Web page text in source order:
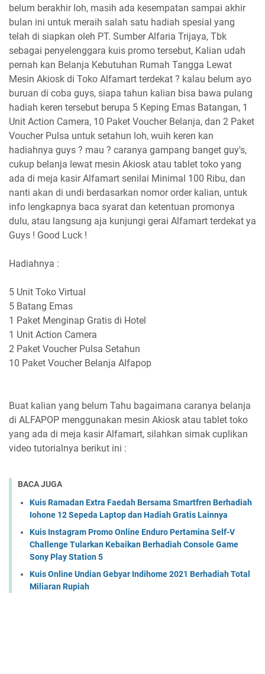
belum berakhir loh, masih ada kesempatan sampai akhir
bulan ini untuk meraih salah satu hadiah spesial yang
telah di siapkan oleh PT. Sumber Alfaria Trijaya, Tbk
sebagai penyelenggara kuis promo tersebut, Kalian udah
pernah kan Belanja Kebutuhan Rumah Tangga Lewat
Mesin Akiosk di Toko Alfamart terdekat ? kalau belum ayo
buruan di coba guys, siapa tahun kalian bisa bawa pulang
hadiah keren tersebut berupa 5 Keping Emas Batangan, 1
Unit Action Camera, 10 Paket Voucher Belanja, dan 2 Paket
Voucher Pulsa untuk setahun loh, wuih keren kan
hadiahnya guys ? mau ? caranya gampang banget guy's,
cukup belanja lewat mesin Akiosk atau tablet toko yang
ada di meja kasir Alfamart senilai Minimal 100 Ribu, dan
nanti akan di undi berdasarkan nomor order kalian, untuk
info lengkapnya baca syarat dan ketentuan promonya
dulu, atau langsung aja kunjungi gerai Alfamart terdekat ya
Guys ! Good Luck !
Hadiahnya :
5 Unit Toko Virtual
5 Batang Emas
1 Paket Menginap Gratis di Hotel
1 Unit Action Camera
2 Paket Voucher Pulsa Setahun
10 Paket Voucher Belanja Alfapop
Buat kalian yang belum Tahu bagaimana caranya belanja
di ALFAPOP menggunakan mesin Akiosk atau tablet toko
yang ada di meja kasir Alfamart, silahkan simak cuplikan
video tutorialnya berikut ini :
BACA JUGA
Kuis Ramadan Extra Faedah Bersama Smartfren Berhadiah
Iohone 12 Sepeda Laptop dan Hadiah Gratis Lainnya
Kuis Instagram Promo Online Enduro Pertamina Self-V
Challenge Tularkan Kebaikan Berhadiah Console Game
Sony Play Station 5
Kuis Online Undian Gebyar Indihome 2021 Berhadiah Total
Miliaran Rupiah